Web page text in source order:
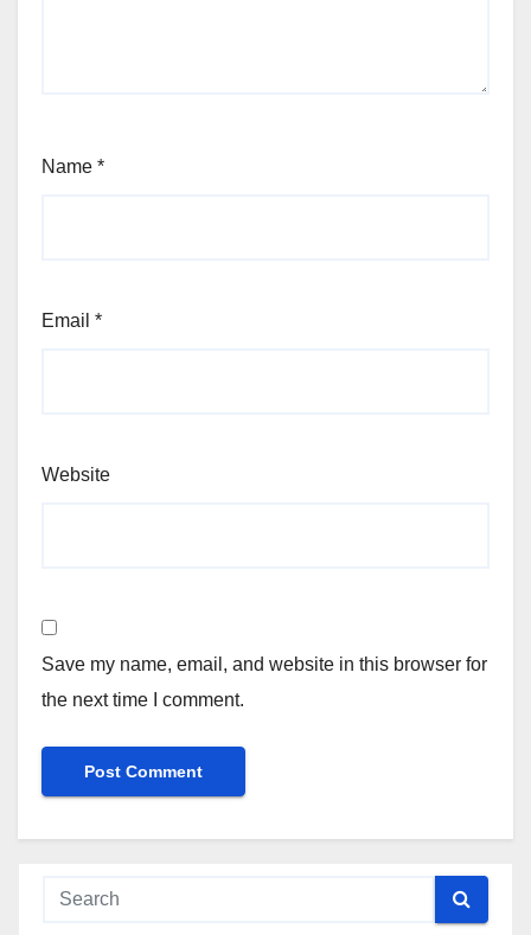
Name *
Email *
Website
Save my name, email, and website in this browser for
the next time I comment.